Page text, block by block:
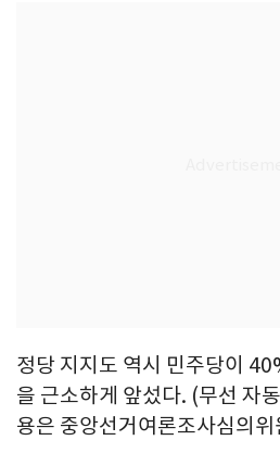
정당 지지도 역시 민주당이
을 근소하게 앞섰다. (무선 자
용은 중앙선거여론조사심의위